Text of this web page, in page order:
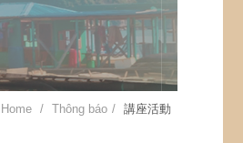
Home Thông báo 講座活動